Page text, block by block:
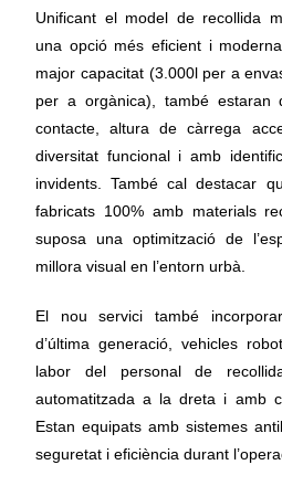
Unificant el model de recollida
una opció més eficient i
major capacitat (3.000l per a
per a orgànica), també estaran
contacte, altura de càrrega
diversitat funcional i amb
invidents. També cal destacar
fabricats 100% amb materials
suposa una optimització de
millora visual en l’entorn urbà.
El nou servici també
d’última generació, vehicles
labor del personal de
automatitzada a la dreta i amb
Estan equipats amb sistemes
seguretat i eficiència durant